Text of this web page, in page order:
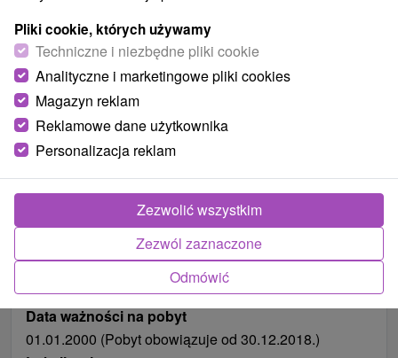
+6
Długość pobytuod 127 noce Pożywienieśniadanie
Data ważności na pobyt
01.01.2000 (Pobyt obowiązuje od 30.12.2018.)
Pliki cookie, których używamy
Techniczne i niezbędne pliki cookie
Analityczne i marketingowe pliki cookies
Magazyn reklam
Reklamowe dane użytkownika
Personalizacja reklam
Odmówić
Zezwól zaznaczone
Zezwolić wszystkim